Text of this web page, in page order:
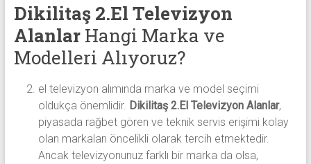
Dikilitaş 2.El Televizyon
Alanlar Hangi Marka ve
Modelleri Alıyoruz?
el televizyon alımında marka ve model seçimi
oldukça önemlidir. Dikilitaş 2.El Televizyon Alanlar,
piyasada rağbet gören ve teknik servis erişimi kolay
olan markaları öncelikli olarak tercih etmektedir.
Ancak televizyonunuz farklı bir marka da olsa,